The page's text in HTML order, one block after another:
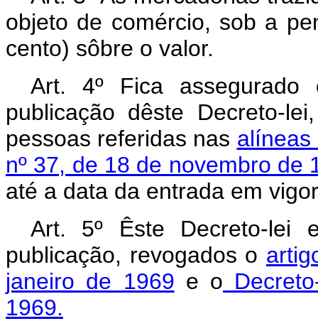
objeto de comércio, sob a
cento) sôbre o valor.
Art. 4º Fica
publicação dêste Decreto-
pessoas referidas nas alíneas
nº 37, de 18 de novembro de
até a data da entrada em
Art. 5º Êste Decreto-lei
publicação, revogados o
janeiro de 1969 e o
1969.